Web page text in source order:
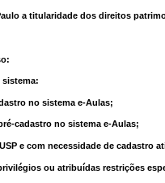
a titularidade dos direitos
sistema:
no sistema e-Aulas;
cadastro no sistema e-Aulas;
e com necessidade de cadastro
ou atribuídas restrições